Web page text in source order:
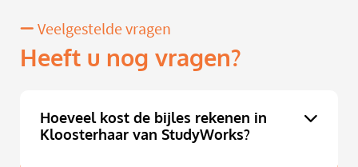
Veelgestelde vragen
Heeft u nog vragen?
Hoeveel kost de bijles rekenen in
Kloosterhaar van StudyWorks?